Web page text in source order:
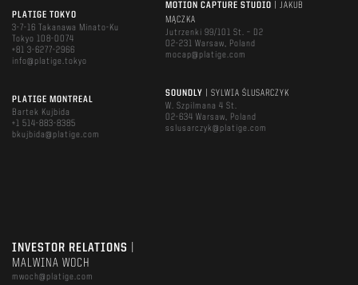
PLATIGE TOKYO
3-7-16 Takanawa Minato-Ku
Tokyo 108-0074
+81 3-6277-2966
info@platige.tokyo
PLATIGE MONTREAL
Bartek Kujbida
+1 514-883-8385
bkujbida@platige.com
MOTION CAPTURE STUDIO
| JAKUB
MĄCZKA
Jutrzenki 99/101 St. – D2
02-231 Warsaw, Poland
mocap@platige.com
SOUNDLY
| SYLWIA ŚLUSARCZYK
W. Szpilmana 4 St.
02-634 Warsaw, Poland
sslusarczyk@platige.com
INVESTOR RELATIONS
MALWINA WOCH
mwoch@platige.com